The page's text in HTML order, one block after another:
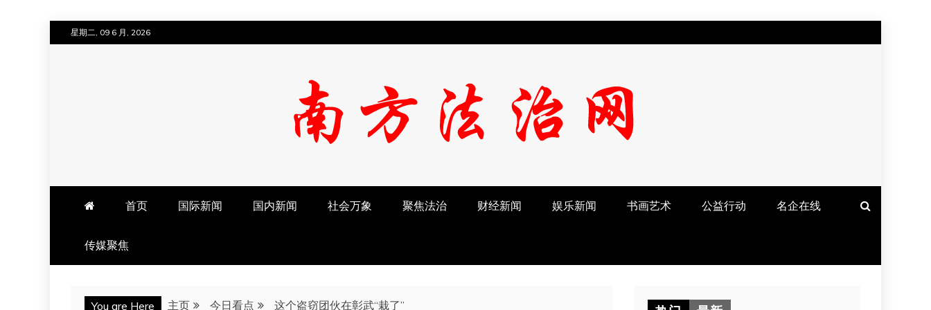
至
星期二, 09 6 月, 2026
首页 国际新闻 国内新闻 社会万象 聚焦法治 财经新闻 娱乐新闻 书画艺术 公益行动 名企在线
传媒聚焦
You are Here 主页 今日看点 这个盗窃团伙在彰武“栽了”